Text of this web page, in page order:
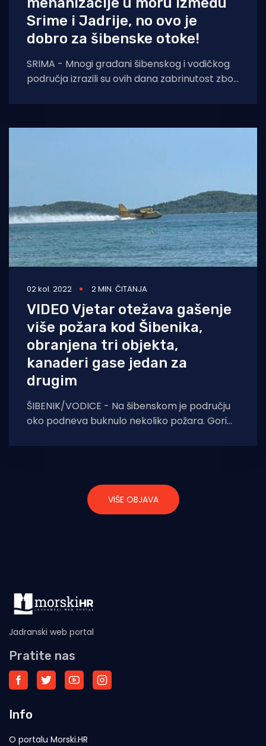
Srime i Jadrije, no ovo je
dobro za šibenske otoke!
SRIMA - Mnogi građani šibenskog i vodičkog
područja izrazili su ovih dana zabrinutost zbog
rušenja
02 kol. 2022 2 MIN. ČITANJA
VIDEO Vjetar otežava gašenje
više požara kod Šibenika,
obranjena tri objekta,
kanaderi gase jedan za
drugim
ŠIBENIK/VODICE - Na šibenskom je području
oko podneva buknulo nekoliko požara. Gori
Jadriju i
VIŠE OBJAVA
Jadranski web portal
Pratite nas
Info
O portalu Morski.HR